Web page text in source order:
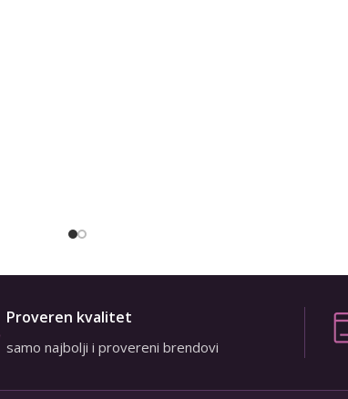
Proveren kvalitet
samo najbolji i provereni brendovi